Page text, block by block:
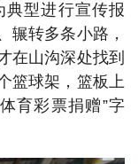
典型进行宣传报
辗转多条小路，
在山沟深处找到
篮球架，篮板上
育彩票捐赠”字